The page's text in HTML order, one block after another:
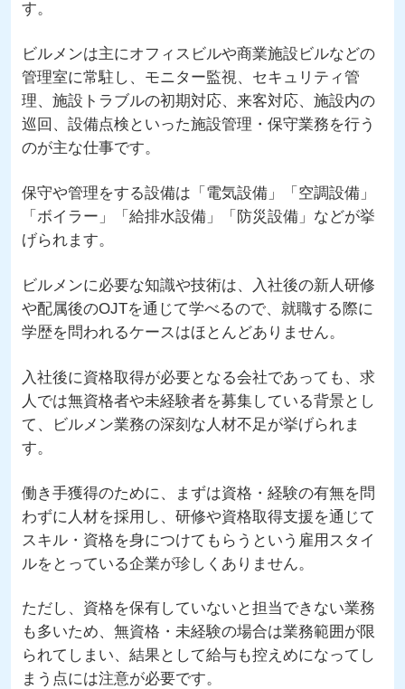
す。
ビルメンは主にオフィスビルや商業施設ビルなどの
管理室に常駐し、モニター監視、セキュリティ管
理、施設トラブルの初期対応、来客対応、施設内の
巡回、設備点検といった施設管理・保守業務を行う
のが主な仕事です。
保守や管理をする設備は「電気設備」「空調設備」
「ボイラー」「給排水設備」「防災設備」などが挙
げられます。
ビルメンに必要な知識や技術は、入社後の新人研修
や配属後のOJTを通じて学べるので、就職する際に
学歴を問われるケースはほとんどありません。
入社後に資格取得が必要となる会社であっても、求
人では無資格者や未経験者を募集している背景とし
て、ビルメン業務の深刻な人材不足が挙げられま
す。
働き手獲得のために、まずは資格・経験の有無を問
わずに人材を採用し、研修や資格取得支援を通じて
スキル・資格を身につけてもらうという雇用スタイ
ルをとっている企業が珍しくありません。
ただし、資格を保有していないと担当できない業務
も多いため、無資格・未経験の場合は業務範囲が限
られてしまい、結果として給与も控えめになってし
まう点には注意が必要です。